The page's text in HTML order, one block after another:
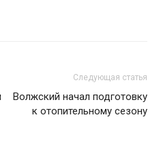
Следующая статья
Волжский начал подготовку
к отопительному сезону